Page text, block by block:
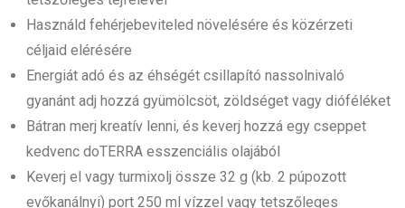
Használd fehérjebeviteled növelésére és közérzeti
céljaid elérésére
Energiát adó és az éhségét csillapító nassolnivaló
gyanánt adj hozzá gyümölcsöt, zöldséget vagy dióféléket
Bátran merj kreatív lenni, és keverj hozzá egy cseppet
kedvenc doTERRA esszenciális olajából
Keverj el vagy turmixolj össze 32 g (kb. 2 púpozott
evőkanálnyi) port 250 ml vízzel vagy tetszőleges